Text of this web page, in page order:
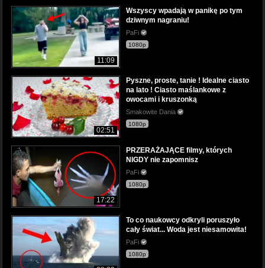
11:09
Wszyscy wpadają w panikę po tym
dziwnym nagraniu!
PaFi
1080p
02:51
Pyszne, proste, tanie ! Idealne ciasto
na lato ! Ciasto maślankowe z
owocami i kruszonką
Smakowite Dania
1080p
17:22
PRZERAŻAJĄCE filmy, których
NIGDY nie zapomnisz
PaFi
1080p
To co naukowcy odkryli poruszyło
cały świat... Woda jest niesamowita!
PaFi
1080p